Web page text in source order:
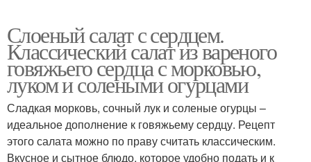
Сердца с соленым
огурцом
Сердце по пошаговому
рецепту
Сердца с яйцом Сердца с яйцами
Слоеный салат с сердцем.
Классический салат из вареного
говяжьего сердца с морковью,
луком и солеными огурцами
Сладкая морковь, сочный лук и соленые огурцы –
идеальное дополнение к говяжьему сердцу. Рецепт
этого салата можно по праву считать классическим.
Вкусное и сытное блюдо, которое удобно подать и к